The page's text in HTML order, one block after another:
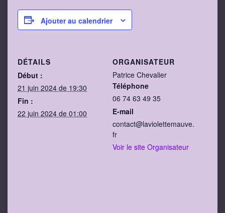
Ajouter au calendrier
DÉTAILS
Début :
21 juin 2024 de 19:30
Fin :
22 juin 2024 de 01:00
ORGANISATEUR
Patrice Chevalier
Téléphone
06 74 63 49 35
E-mail
contact@laviolettemauve.
fr
Voir le site Organisateur